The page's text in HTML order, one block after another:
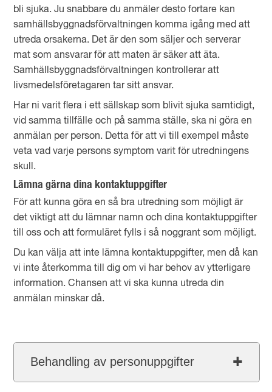
bli sjuka. Ju snabbare du anmäler desto fortare kan
samhällsbyggnadsförvaltningen komma igång med att
utreda orsakerna. Det är den som säljer och serverar
mat som ansvarar för att maten är säker att äta.
Samhällsbyggnadsförvaltningen kontrollerar att
livsmedelsföretagaren tar sitt ansvar.
Har ni varit flera i ett sällskap som blivit sjuka samtidigt,
vid samma tillfälle och på samma ställe, ska ni göra en
anmälan per person. Detta för att vi till exempel måste
veta vad varje persons symptom varit för utredningens
skull.
Lämna gärna dina kontaktuppgifter
För att kunna göra en så bra utredning som möjligt är
det viktigt att du lämnar namn och dina kontaktuppgifter
till oss och att formuläret fylls i så noggrant som möjligt.
Du kan välja att inte lämna kontaktuppgifter, men då kan
vi inte återkomma till dig om vi har behov av ytterligare
information. Chansen att vi ska kunna utreda din
anmälan minskar då.
Behandling av personuppgifter